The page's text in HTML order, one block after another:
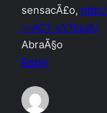
sensacÃ£o,
v=AC1_uY1bsdU
AbraÃ§o
Reply